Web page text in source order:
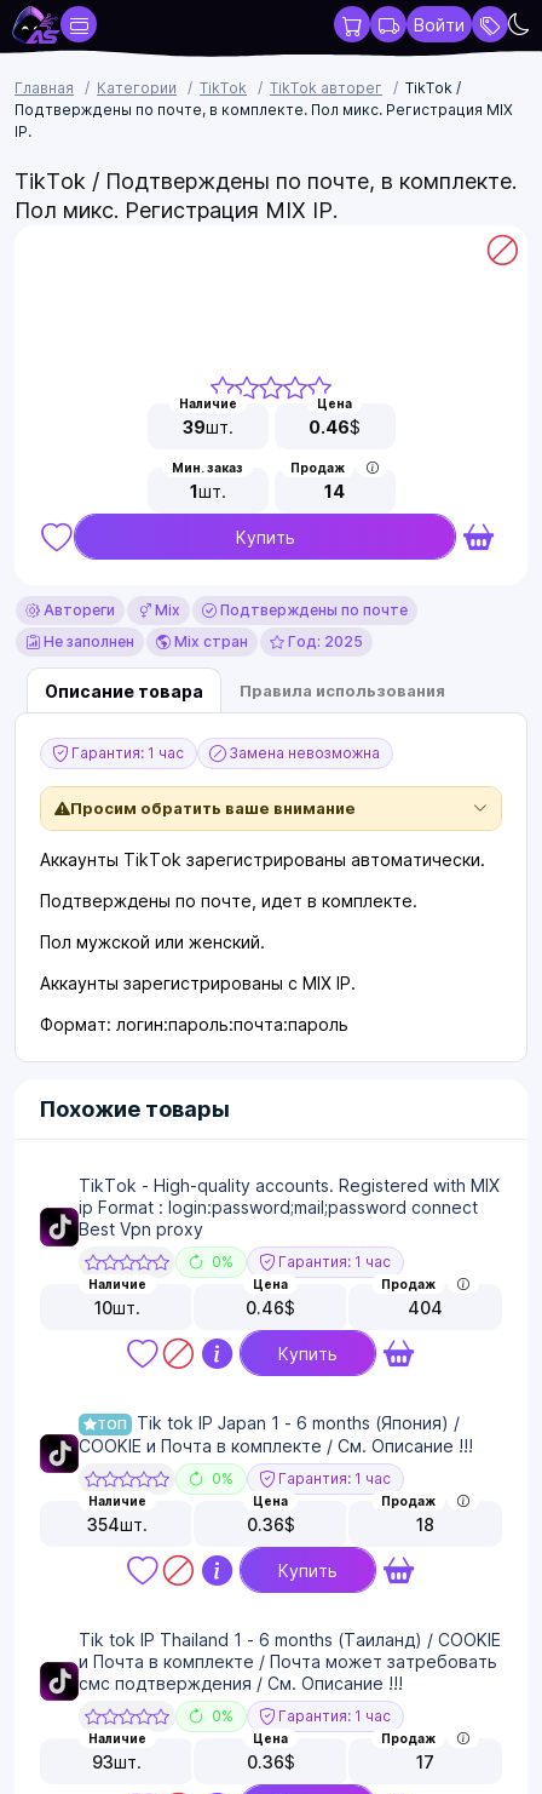
Войти
Главная Категории TikTok TikTok авторег
TikTok /
Подтверждены по почте, в комплекте. Пол микс. Регистрация MIX
IP.
TikTok / Подтверждены по почте, в комплекте.
Пол микс. Регистрация MIX IP.
Наличие
39шт.
Цена
0.46$
Мин. заказ
1шт.
Продаж
14
Купить
Автореги Mix
Подтверждены по почте
Не заполнен
Mix стран Год: 2025
Описание товара Правила использования
Гарантия: 1 час Замена невозможна
Просим обратить ваше внимание
Аккаунты TikTok зарегистрированы автоматически.
Подтверждены по почте, идет в комплекте.
Пол мужской или женский.
Аккаунты зарегистрированы с MIX IP.
Формат: логин:пароль:почта:пароль
Похожие товары
TikTok - High-quality accounts. Registered with MIX
ip Format : login:password;mail;password connect
Best Vpn proxy
0% Гарантия: 1 час
Наличие
10шт.
Цена
0.46$
Продаж
404
Купить
ТОП
Tik tok IP Japan 1 - 6 months (Япония) /
COOKIE и Почта в комплекте / См. Описание !!!
0% Гарантия: 1 час
Наличие
354шт.
Цена
0.36$
Продаж
18
Купить
Tik tok IP Thailand 1 - 6 months (Таиланд) / COOKIE
и Почта в комплекте / Почта может затребовать
смс подтверждения / См. Описание !!!
0% Гарантия: 1 час
Наличие
93шт.
Цена
0.36$
Продаж
17